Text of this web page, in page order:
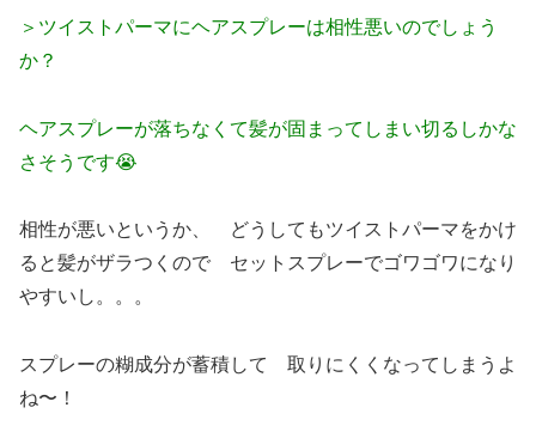
＞ツイストパーマにヘアスプレーは相性悪いのでしょう
か？
ヘアスプレーが落ちなくて髪が固まってしまい切るしかな
さそうです😭
相性が悪いというか、 どうしてもツイストパーマをかけ
ると髪がザラつくので セットスプレーでゴワゴワになり
やすいし。。。
スプレーの糊成分が蓄積して 取りにくくなってしまうよ
ね〜！